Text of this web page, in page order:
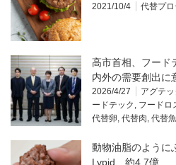
2021/10/4 代替プ
高市首相、フード
内外の需要創出に
2026/4/27 アグテッ
ードテック
フードロ
代替卵 代替肉 代替魚
動物油脂のように
Lypid、約4.7億…